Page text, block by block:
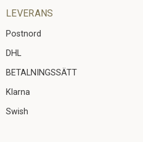
LEVERANS
Postnord
DHL
BETALNINGSSÄTT
Klarna
Swish